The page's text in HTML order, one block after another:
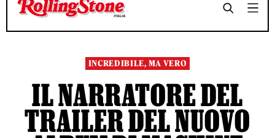
TEMPO DI LETTURA 4 MINUTI
TEMPO DI LETTURA 4 MINUTI
INCREDIBILE, MA VERO
IL NARRATORE DEL
TRAILER DEL NUOVO